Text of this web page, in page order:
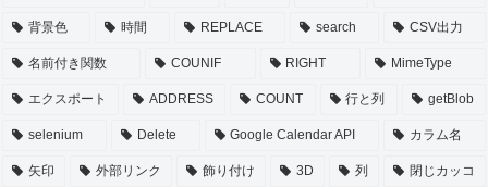
背景色 時間 REPLACE search CSV出力
名前付き関数 COUNIF RIGHT MimeType
エクスポート ADDRESS COUNT 行と列 getBlob
selenium Delete Google Calendar API カラム名
矢印 外部リンク 飾り付け 3D 列 閉じカッコ